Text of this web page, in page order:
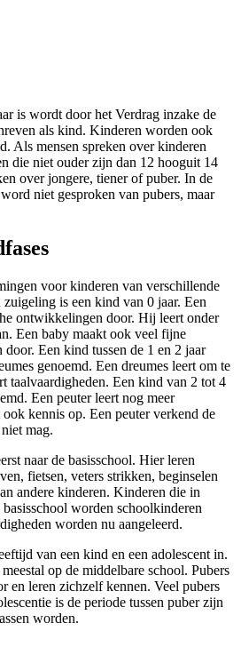
is wordt door het Verdrag inzake de
als kind. Kinderen worden ook
Als mensen spreken over kinderen
die niet ouder zijn dan 12 hooguit 14
over jongere, tiener of puber. In de
niet gesproken van pubers, maar
voor kinderen van verschillende
is een kind van 0 jaar. Een
ontwikkelingen door. Hij leert onder
Een baby maakt ook veel fijne
Een kind tussen de 1 en 2 jaar
genoemd. Een dreumes leert om te
taalvaardigheden. Een kind van 2 tot 4
Een peuter leert nog meer
kennis op. Een peuter verkend de
mag.
naar de basisschool. Hier leren
fietsen, veters strikken, beginselen
andere kinderen. Kinderen die in
worden schoolkinderen
worden nu aangeleerd.
van een kind en een adolescent in.
op de middelbare school. Pubers
en leren zichzelf kennen. Veel pubers
is de periode tussen puber zijn
worden.